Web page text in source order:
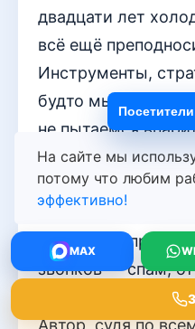
двадцати лет
всё ещё
Инструменты,
будто мы
не пытаемся
менеджеру в три
пафосный
«воронки» и
маскирует
звонков — спам, от
нормальные люди
Автор, судя по
На сайте мы
потому что любим
эффективно!
MAX